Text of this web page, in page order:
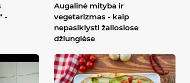
-
Augalinė mityba ir
vegetarizmas - kaip
nepasiklysti žaliosiose
džiunglėse